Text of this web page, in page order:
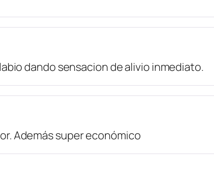
dando sensacion de alivio inmediato.
Además super económico